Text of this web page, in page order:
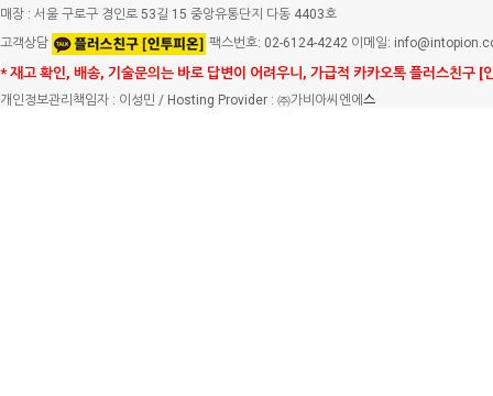
매장 : 서울 구로구 경인로 53길 15 중앙유통단지 다동 4403호
고객상담
팩스번호: 02-6124-4242 이메일:
* 재고 확인, 배송, 기술문의는 바로 답변이 어려우니, 가급적 카카오톡 플러스친구 [
개인정보관리책임자 : 이성민 / Hosting Provider : ㈜가비아씨엔에 스